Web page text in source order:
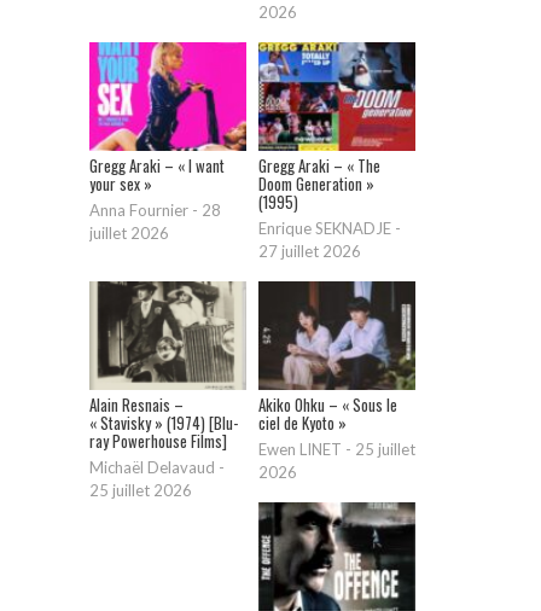
2026
Gregg Araki – « I want
your sex »
Anna Fournier - 28
juillet 2026
Gregg Araki – « The
Doom Generation »
(1995)
Enrique SEKNADJE -
27 juillet 2026
Alain Resnais –
« Stavisky » (1974) [Blu-
ray Powerhouse Films]
Michaël Delavaud -
25 juillet 2026
Akiko Ohku – « Sous le
ciel de Kyoto »
Ewen LINET - 25 juillet
2026